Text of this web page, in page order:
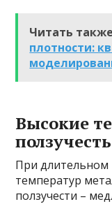
Читать
плотности:
Высокие
ползучесть
При длительном
температур
ползучести –